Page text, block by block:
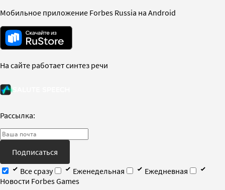
Мобильное приложение Forbes Russia на Android
На сайте работает синтез речи
Рассылка:
Подписаться
Все сразу
Еженедельная
Ежедневная
Новости Forbes Games